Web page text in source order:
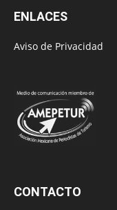
ENLACES
Aviso de Privacidad
CONTACTO